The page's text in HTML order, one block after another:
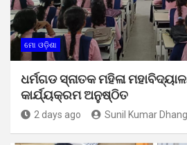
ମୋ ଓଡ଼ିଶା
ଧର୍ମଗଡ ସ୍ନାତକ ମହିଳା
କାର୍ଯ୍ୟକ୍ରମ ଅନୁଷ୍ଠିତ
2 days ago Sunil Kumar